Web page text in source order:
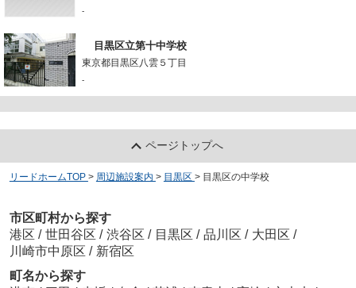
-
目黒区立第十中学校
東京都目黒区八雲５丁目
-
ページトップへ
リードホームTOP > 周辺施設案内 > 目黒区 > 目黒区の中学校
市区町村から探す
港区 / 世田谷区 / 渋谷区 / 目黒区 / 品川区 / 大田区 /
川崎市中原区 / 新宿区
町名から探す